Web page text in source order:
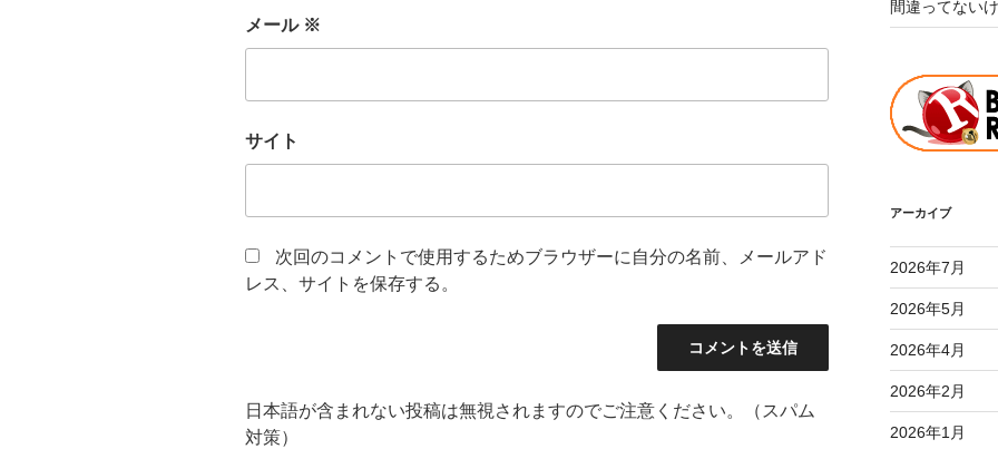
メール ※
サイト
次回のコメントで使用するためブラウザーに自分の名前、メールアド
レス、サイトを保存する。
日本語が含まれない投稿は無視されますのでご注意ください。（スパム
対策）
間違ってない
アーカイブ
2026年7月
2026年5月
2026年4月
2026年2月
2026年1月